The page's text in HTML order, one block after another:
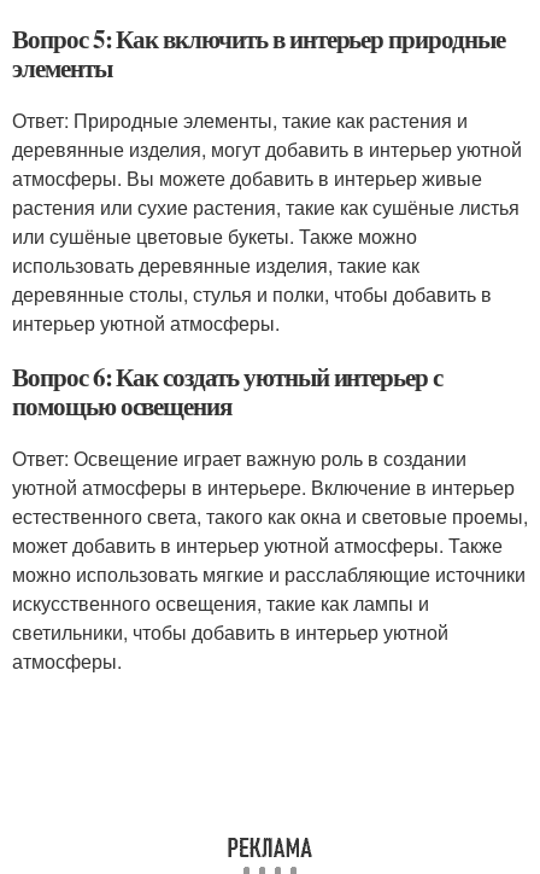
Вопрос 5: Как включить в интерьер природные
элементы
Ответ: Природные элементы, такие как растения и
деревянные изделия, могут добавить в интерьер уютной
атмосферы. Вы можете добавить в интерьер живые
растения или сухие растения, такие как сушёные листья
или сушёные цветовые букеты. Также можно
использовать деревянные изделия, такие как
деревянные столы, стулья и полки, чтобы добавить в
интерьер уютной атмосферы.
Вопрос 6: Как создать уютный интерьер с
помощью освещения
Ответ: Освещение играет важную роль в создании
уютной атмосферы в интерьере. Включение в интерьер
естественного света, такого как окна и световые проемы,
может добавить в интерьер уютной атмосферы. Также
можно использовать мягкие и расслабляющие источники
искусственного освещения, такие как лампы и
светильники, чтобы добавить в интерьер уютной
атмосферы.